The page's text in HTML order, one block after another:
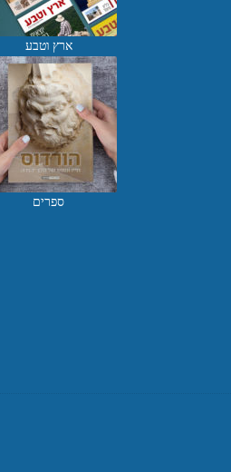
ארץ וטבע
ספרים